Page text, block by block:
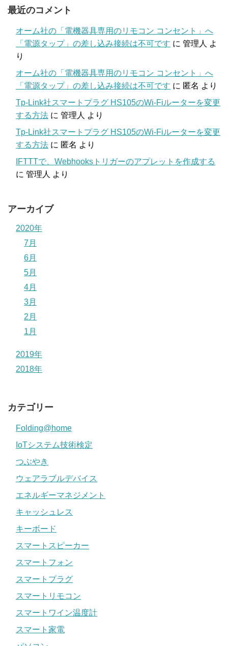
最近のコメント
オーム社の「電機器具専用のリモコン コンセント」へ
「電源タップ」の差し込み接続は不可です に 管理人 よ
り
オーム社の「電機器具専用のリモコン コンセント」へ
「電源タップ」の差し込み接続は不可です に 匿名 より
Tp-Link社スマートプラグ HS105のWi-Fiルーターを変更
する方法 に 管理人 より
Tp-Link社スマートプラグ HS105のWi-Fiルーターを変更
する方法 に 匿名 より
IFTTTで、Webhooksトリガーのアプレットを作成する
に 管理人 より
アーカイブ
2020年
7月
6月
5月
4月
3月
2月
1月
2019年
2018年
カテゴリー
Folding@home
IoTシステム技術検定
つぶやき
ウェアラブルデバイス
エネルギーマネジメント
キャッシュレス
キーボード
スマートスピーカー
スマートフォン
スマートプラグ
スマートリモコン
スマートワイン温度計
スマート家電